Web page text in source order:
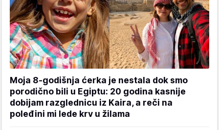
Moja 8-godišnja ćerka je nestala dok smo
porodično bili u Egiptu: 20 godina kasnije
dobijam razglednicu iz Kaira, a reči na
poleđini mi lede krv u žilama